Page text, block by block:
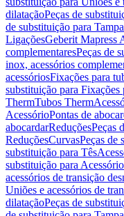
dilataçãoPeças de
de substituição para
LigaçõesGeberit Mapress
complementaresPeças de
inox, acessórios
acessóriosFixações para
substituição para Fixações
ThermTubos Therm
AcessórioPontas de
abocardarReduçõesPeças
ReduçõesCurvasPeças de
substituição para Tês
substituição para
acessórios de transição
Uniões e acessórios de
dilataçãoPeças de